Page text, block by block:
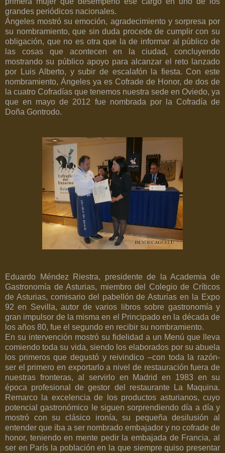
grandes periódicos nacionales.
Ángeles mostró su emoción, agradecimiento y sorpresa por
su nombramiento, que sin duda procede de cumplir con su
obligación, que no es otra que la de informar al público de
las cosas que acontecen en la ciudad, concluyendo
mostrando su público apoyo para alcanzar el reto lanzado
por Luis Alberto, y subir de escalafón la fiesta. Con este
nombramiento, Ángeles ya es Cofrade de Honor, de dos de
la cuatro Cofradías que tenemos nuestra sede en Oviedo, ya
que en mayo de 2012 fue nombrada por la Cofradía de
Doña Gontrodo.
Eduardo Méndez Riestra, presidente de la Academia de
Gastronomía de Asturias, miembro del Colegio de Críticos
de Asturias, comisario del pabellón de Asturias en la Expo
92 en Sevilla, autor de varios libros sobre gastronomía y
gran impulsor de la misma en el Principado en la década de
los años 80, fue el segundo en recibir su nombramiento.
En su intervención mostró su fidelidad a un Menú que lleva
comiendo toda su vida, siendo los elaborados por su abuela
los primeros que degustó y reivindico –con toda la razón-
ser el primero en exportarlo a nivel de restauración fuera de
nuestras fronteras, al servirlo en Madrid en 1983 en su
época profesional de gestor del restaurante La Maquina.
Remarco la excelencia de los productos asturianos, cuyo
potencial gastronómico le siguen sorprendiendo día a día y
mostró con su clásico ironía, su pequeña desilusión al
entender que iba a ser nombrado embajador y no cofrade de
honor, teniendo en mente pedir la embajada de Francia, al
ser en París la población en la que siempre quiso presentar